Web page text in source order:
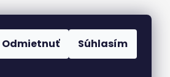
Odmietnuť Súhlasím